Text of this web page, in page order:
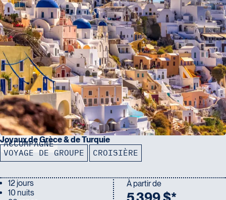
ACCOMPAGNÉ
Joyaux de Grèce & de Turquie
VOYAGE DE GROUPE CROISIÈRE
12 jours
10 nuits
À partir de